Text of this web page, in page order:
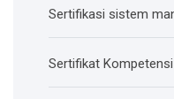
Sertifikasi sistem
Sertifikat